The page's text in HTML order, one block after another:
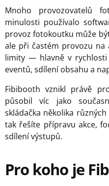
Mnoho provozovatelů
minulosti používalo
provoz fotokoutku může
ale při častém provozu na
limity — hlavně v rychlosti
eventů, sdílení obsahu a
Fibibooth vznikl právě
působil víc jako
skládačka několika
tak řešíte přípravu akce,
sdílení výstupů.
Pro koho je